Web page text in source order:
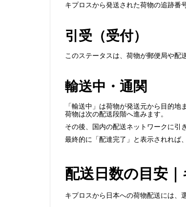
キプロスから発送された荷物の追跡番
引受（受付）
このステータスは、荷物が郵便局や配
輸送中・通関
「輸送中」は荷物が発送元から目的
荷物は次の配送段階へ進みます。
その後、国内の配送ネットワークに引
最終的に「配達完了」と表示されれば
配送日数の目安
キプロスから日本への荷物配送には、